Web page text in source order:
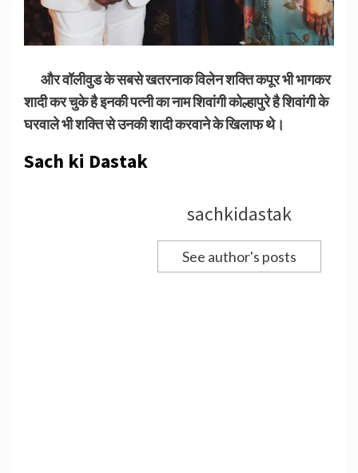
और वॉलीवुड के सबसे खतरनाक विलेन शक्ति कपूर भी भागकर
शादी कर चुके है इनकी पत्नी का नाम शिवांगी कोल्हापुरे है शिवांगी के
घरवाले भी शक्ति से उनकी शादी करवाने के खिलाफ थे।
Sach ki Dastak
sachkidastak
See author's posts